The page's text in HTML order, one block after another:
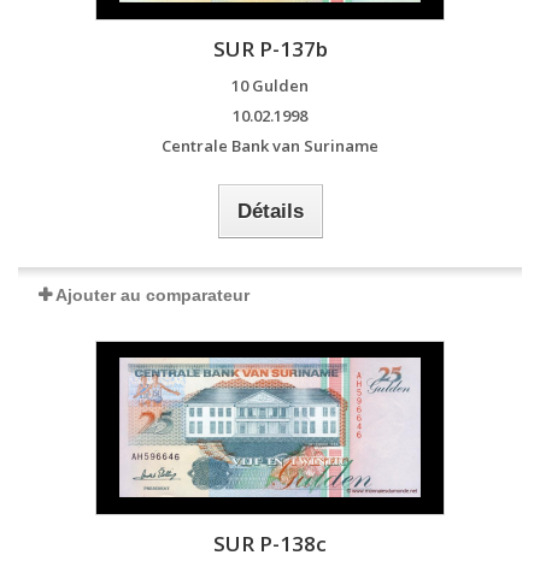
SUR P-137b
10 Gulden
10.02.1998
Centrale Bank van Suriname
Détails
Ajouter au comparateur
SUR P-138c